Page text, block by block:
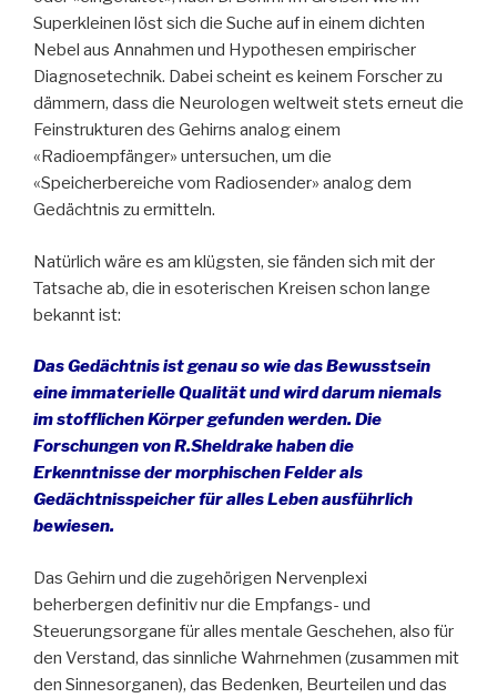
Superkleinen löst sich die Suche auf in einem dichten
Nebel aus Annahmen und Hypothesen empirischer
Diagnosetechnik. Dabei scheint es keinem Forscher zu
dämmern, dass die Neurologen weltweit stets erneut die
Feinstrukturen des Gehirns analog einem
«Radioempfänger» untersuchen, um die
«Speicherbereiche vom Radiosender» analog dem
Gedächtnis zu ermitteln.
Natürlich wäre es am klügsten, sie fänden sich mit der
Tatsache ab, die in esoterischen Kreisen schon lange
bekannt ist:
Das Gedächtnis ist genau so wie das Bewusstsein
eine immaterielle Qualität und wird darum niemals
im stofflichen Körper gefunden werden. Die
Forschungen von R.Sheldrake haben die
Erkenntnisse der morphischen Felder als
Gedächtnisspeicher für alles Leben ausführlich
bewiesen.
Das Gehirn und die zugehörigen Nervenplexi
beherbergen definitiv nur die Empfangs- und
Steuerungsorgane für alles mentale Geschehen, also für
den Verstand, das sinnliche Wahrnehmen (zusammen mit
den Sinnesorganen), das Bedenken, Beurteilen und das